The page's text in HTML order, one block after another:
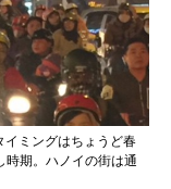
ミングはちょうど春
時期。ハノイの街は通